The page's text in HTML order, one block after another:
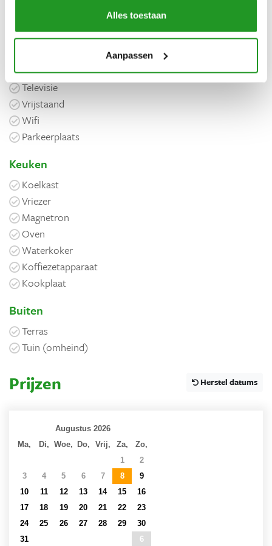
Alles toestaan
Aanpassen
Algemeen
Haardroger
Televisie
Vrijstaand
Wifi
Parkeerplaats
Keuken
Koelkast
Vriezer
Magnetron
Oven
Waterkoker
Koffiezetapparaat
Kookplaat
Buiten
Terras
Tuin (omheind)
Prijzen Herstel datums
Augustus 2026
Ma,
Di, Woe, Do, Vrij, Za,
Zo,
1
2
3
4 5 6 7 8
9
10
11 12 13 14 15
16
17
18 19 20 21 22
23
24
25 26 27 28 29
30
31
6